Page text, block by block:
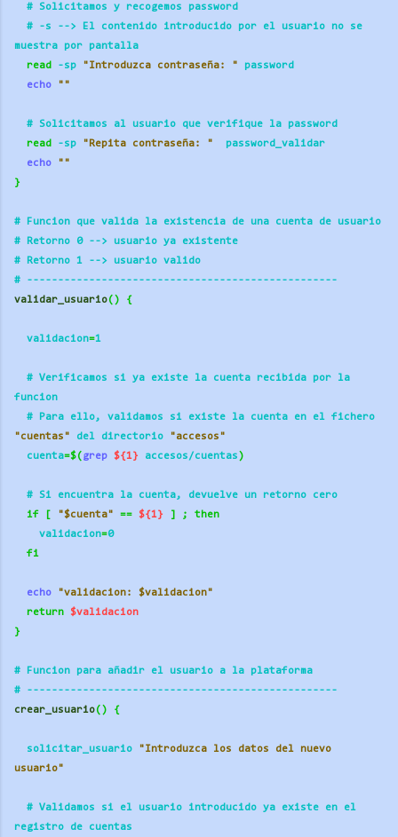
# Solicitamos y recogemos password
# -s --> El contenido introducido por el usuario no se
muestra por pantalla
read
-sp "Introduzca contraseña: " password
echo
""
# Solicitamos al usuario que verifique la password
read
-sp "Repita contraseña: " password_validar
echo
""
}
# Funcion que valida la existencia de una cuenta de usuario
# Retorno 0 --> usuario ya existente
# Retorno 1 --> usuario valido
# --------------------------------------------------
validar_usuario() {
validacion=1
# Verificamos si ya existe la cuenta recibida por la
funcion
"cuentas" del directorio "accesos"
cuenta=$(grep ${1} accesos/cuentas )
# Si encuentra la cuenta, devuelve un retorno cero
if
[ "$cuenta" == ${1} ] ;
then
validacion=0
fi
echo
"validacion: $validacion"
return
$validacion
}
# Funcion para añadir el usuario a la plataforma
# --------------------------------------------------
crear_usuario() {
solicitar_usuario "Introduzca los datos del nuevo
usuario"
# Validamos si el usuario introducido ya existe en el
registro de cuentas